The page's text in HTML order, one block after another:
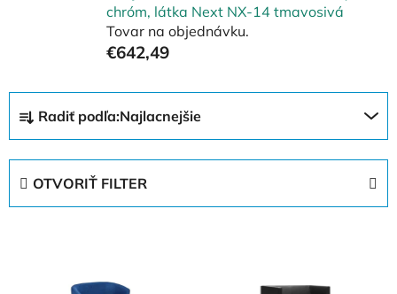
chróm, látka Next NX-14 tmavosivá
Tovar na objednávku.
€642,49
d
Radiť podľa:Najlacnejšie
OTVORIŤ FILTER